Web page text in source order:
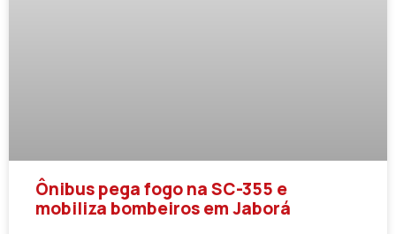
Ônibus pega fogo na SC-355 e
mobiliza bombeiros em Jaborá